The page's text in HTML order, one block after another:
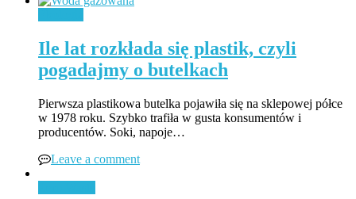
Ile lat rozkłada się plastik, czyli
pogadajmy o butelkach
Pierwsza plastikowa butelka pojawiła się na sklepowej półce
w 1978 roku. Szybko trafiła w gusta konsumentów i
producentów. Soki, napoje…
Leave a comment